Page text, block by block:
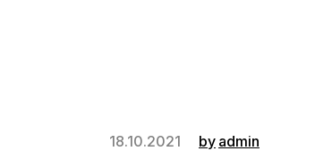
18.10.2021 by admin